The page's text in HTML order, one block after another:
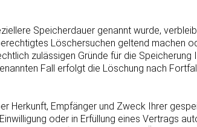
Speicherdauer genannt wurde,
Löschersuchen geltend machen
zulässigen Gründe für die
Fall erfolgt die Löschung nach
Herkunft, Empfänger und Zweck Ihrer
oder in Erfüllung eines Vertrags